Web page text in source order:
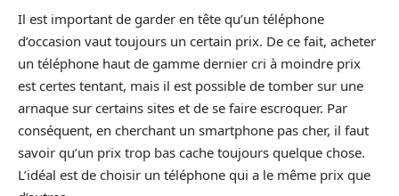
Il est important de garder en tête qu’un téléphone
d’occasion vaut toujours un certain prix. De ce fait, acheter
un téléphone haut de gamme dernier cri à moindre prix
est certes tentant, mais il est possible de tomber sur une
arnaque sur certains sites et de se faire escroquer. Par
conséquent, en cherchant un smartphone pas cher, il faut
savoir qu’un prix trop bas cache toujours quelque chose.
L’idéal est de choisir un téléphone qui a le même prix que